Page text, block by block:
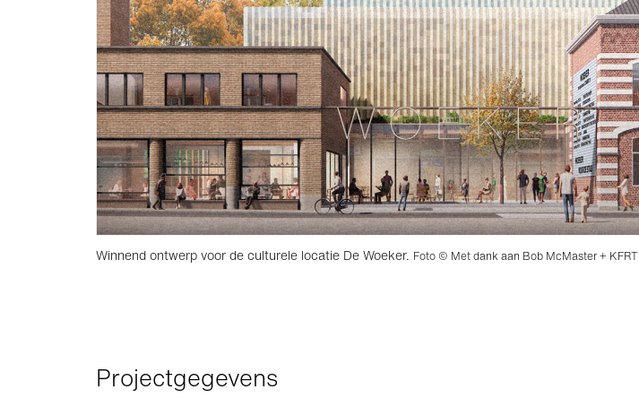
Winnend ontwerp voor de culturele locatie De Woeker. Foto © Met dank aan Bob McMaster + KFRT
Projectgegevens